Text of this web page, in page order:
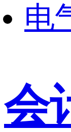
电
会